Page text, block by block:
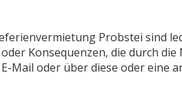
Probstei sind
Konsequenzen, die durch
Mail oder über diese oder